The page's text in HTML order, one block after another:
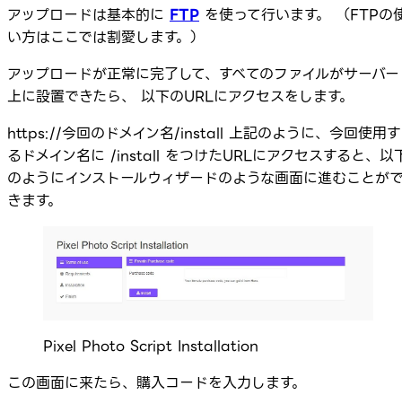
アップロードは基本的に FTP を使って行います。 （FTPの
い方はここでは割愛します。）
アップロードが正常に完了して、すべてのファイルがサーバー
上に設置できたら、 以下のURLにアクセスをします。
https://今回のドメイン名/install 上記のように、今回使用す
るドメイン名に /install をつけたURLにアクセスすると、以
のようにインストールウィザードのような画面に進むことが
きます。
Pixel Photo Script Installation
この画面に来たら、購入コードを入力します。